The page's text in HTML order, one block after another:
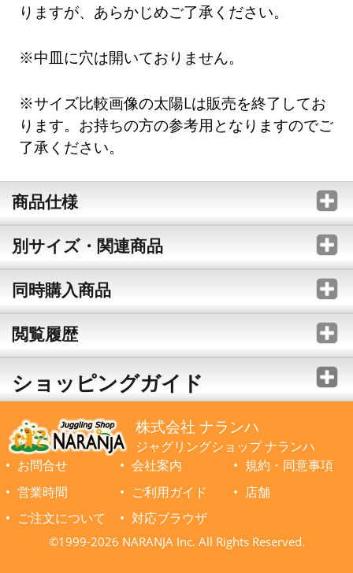
りますが、あらかじめご了承ください。
※中皿に穴は開いておりません。
※サイズ比較画像の太陽Lは販売を終了してお
ります。お持ちの方の参考用となりますのでご
了承ください。
商品仕様
別サイズ・関連商品
同時購入商品
閲覧履歴
ショッピングガイド
株式会社 ナランハ
ジャグリングショップ ナランハ
お問合せ
会社案内
規約・同意事項
営業時間
ご利用ガイド
店舗
ご注文について
対応ブラウザ
©1999-2026 NARANJA Inc. All Rights Reserved.